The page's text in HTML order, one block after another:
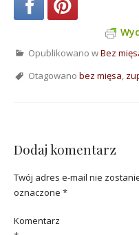
Opublikowano wBez
Otagowano bez mięsa,
Dodaj komentarz
Twój adres e-mail nie
oznaczone *
Komentarz